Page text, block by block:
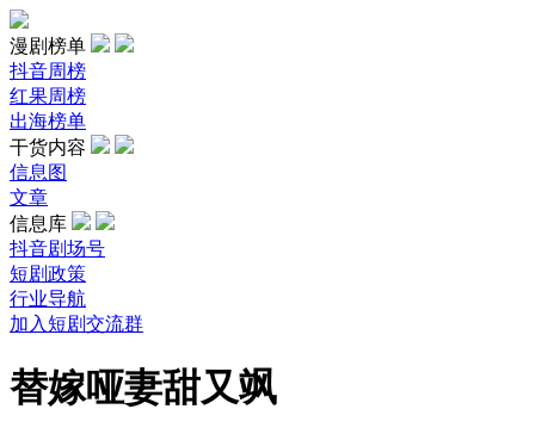
漫剧榜单
抖音周榜
红果周榜
出海榜单
干货内容
信息图
文章
信息库
抖音剧场号
短剧政策
行业导航
加入短剧交流群
替嫁哑妻甜又飒